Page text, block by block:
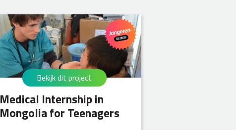
Medical Internship in
Mongolia for Teenagers
Bekijk dit project